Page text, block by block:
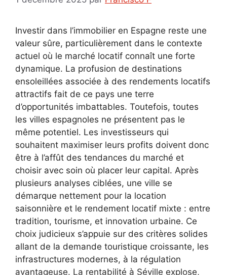
Investir dans l’immobilier en Espagne reste une
valeur sûre, particulièrement dans le contexte
actuel où le marché locatif connaît une forte
dynamique. La profusion de destinations
ensoleillées associée à des rendements locatifs
attractifs fait de ce pays une terre
d’opportunités imbattables. Toutefois, toutes
les villes espagnoles ne présentent pas le
même potentiel. Les investisseurs qui
souhaitent maximiser leurs profits doivent donc
être à l’affût des tendances du marché et
choisir avec soin où placer leur capital. Après
plusieurs analyses ciblées, une ville se
démarque nettement pour la location
saisonnière et le rendement locatif mixte : entre
tradition, tourisme, et innovation urbaine. Ce
choix judicieux s’appuie sur des critères solides
allant de la demande touristique croissante, les
infrastructures modernes, à la régulation
avantageuse. La rentabilité à Séville explose,